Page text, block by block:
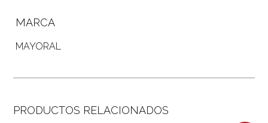
MARCA
MAYORAL
PRODUCTOS RELACIONADOS